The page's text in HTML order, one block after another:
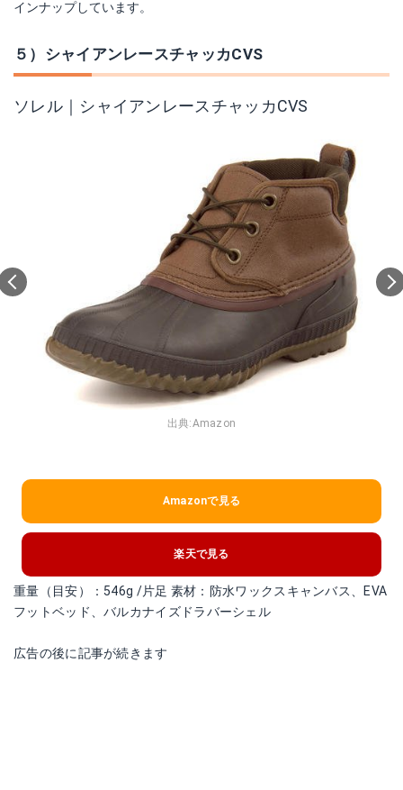
インナップしています。
５）シャイアンレースチャッカCVS
ソレル｜シャイアンレースチャッカCVS
出典:Amazon
Amazonで見る
楽天で見る
重量（目安）：546g /片足 素材：防水ワックスキャンバス、EVA
フットベッド、バルカナイズドラバーシェル
広告の後に記事が続きます